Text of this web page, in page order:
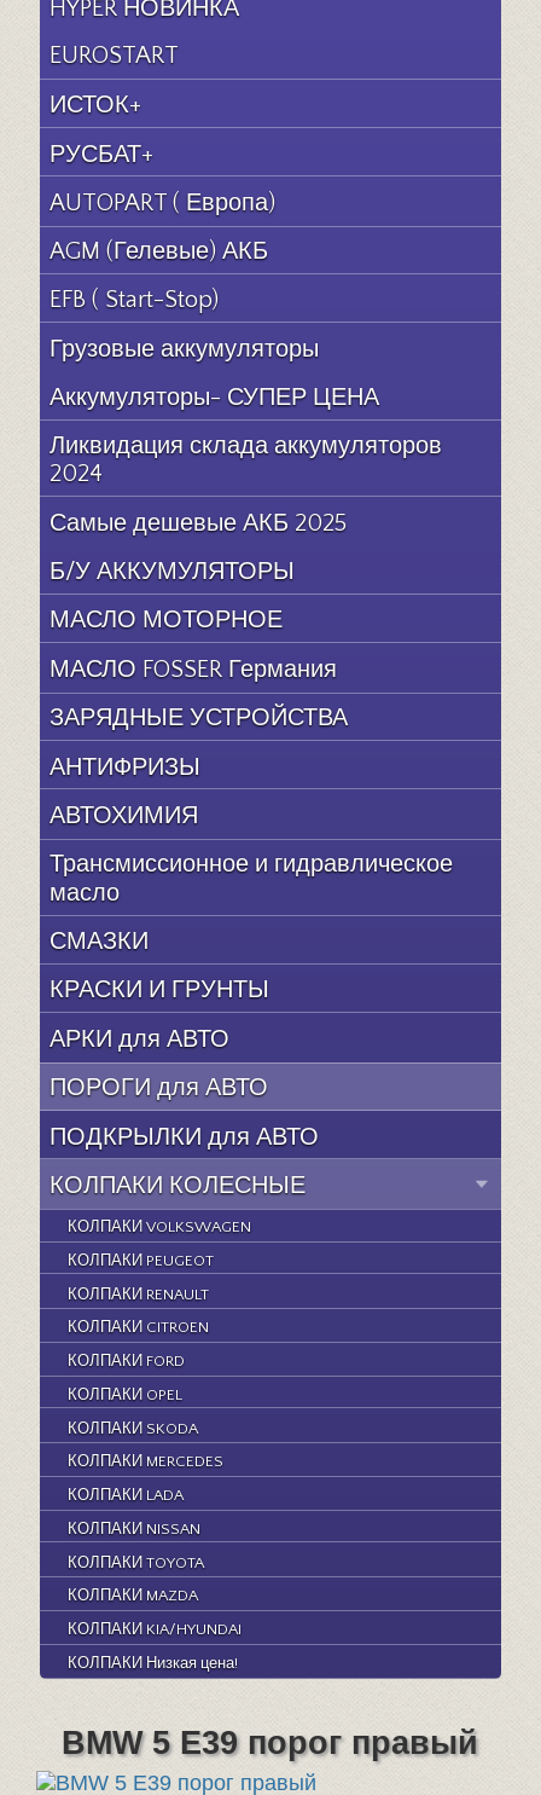
HYPER НОВИНКА
EUROSTART
ИСТОК+
РУСБАТ+
AUTOPART ( Европа)
AGM (Гелевые) АКБ
EFB ( Start-Stop)
Грузовые аккумуляторы
Аккумуляторы- СУПЕР ЦЕНА
Ликвидация склада аккумуляторов
2024
Самые дешевые АКБ 2025
Б/У АККУМУЛЯТОРЫ
МАСЛО МОТОРНОЕ
МАСЛО FOSSER Германия
ЗАРЯДНЫЕ УСТРОЙСТВА
АНТИФРИЗЫ
АВТОХИМИЯ
Трансмиссионное и гидравлическое
масло
СМАЗКИ
КРАСКИ И ГРУНТЫ
АРКИ для АВТО
ПОРОГИ для АВТО
ПОДКРЫЛКИ для АВТО
КОЛПАКИ КОЛЕСНЫЕ
КОЛПАКИ VOLKSWAGEN
КОЛПАКИ PEUGEOT
КОЛПАКИ RENAULT
КОЛПАКИ CITROEN
КОЛПАКИ FORD
КОЛПАКИ OPEL
КОЛПАКИ SKODA
КОЛПАКИ MERCEDES
КОЛПАКИ LADA
КОЛПАКИ NISSAN
КОЛПАКИ TOYOTA
КОЛПАКИ MAZDA
КОЛПАКИ KIA/HYUNDAI
КОЛПАКИ Низкая цена!
BMW 5 E39 порог правый